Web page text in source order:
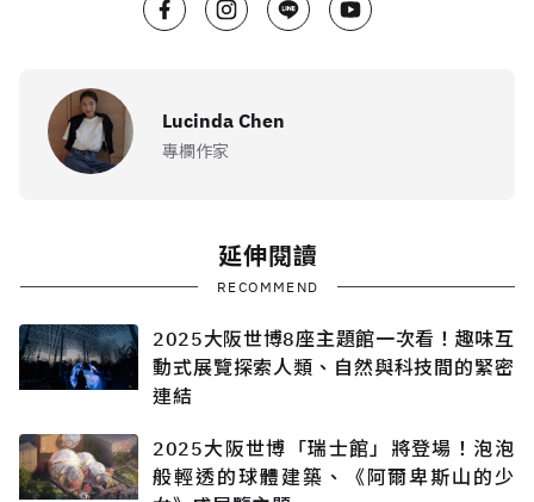
Lucinda Chen
專欄作家
延伸閱讀
RECOMMEND
2025大阪世博8座主題館一次看！趣味互
動式展覽探索人類、自然與科技間的緊密
連結
2025大阪世博「瑞士館」將登場！泡泡
般輕透的球體建築、《阿爾卑斯山的少